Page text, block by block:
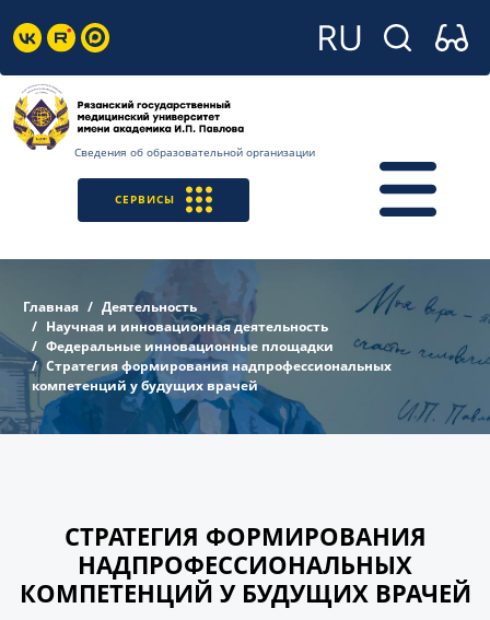
Сведения об образовательной организации
СЕРВИСЫ
Главная
Деятельность
Научная и инновационная деятельность
Федеральные инновационные площадки
Cтратегия формирования надпрофессиональных
компетенций у будущих врачей
CТРАТЕГИЯ ФОРМИРОВАНИЯ
НАДПРОФЕССИОНАЛЬНЫХ
КОМПЕТЕНЦИЙ У БУДУЩИХ ВРАЧЕЙ